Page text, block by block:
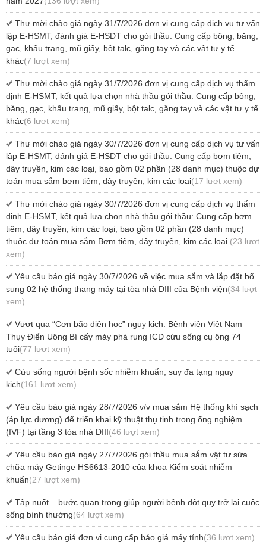
Thư mời chào giá ngày 31/7/2026 đơn vị cung cấp dịch vụ tư vấn
lập E-HSMT, đánh giá E-HSDT cho gói thầu: Cung cấp bông, băng,
gạc, khẩu trang, mũ giấy, bột talc, găng tay và các vật tư y tế
khác(7 lượt xem)
Thư mời chào giá ngày 31/7/2026 đơn vị cung cấp dịch vụ thẩm
định E-HSMT, kết quả lựa chọn nhà thầu gói thầu: Cung cấp bông,
băng, gạc, khẩu trang, mũ giấy, bột talc, găng tay và các vật tư y tế
khác(6 lượt xem)
Thư mời chào giá ngày 30/7/2026 đơn vị cung cấp dịch vụ tư vấn
lập E-HSMT, đánh giá E-HSDT cho gói thầu: Cung cấp bơm tiêm,
dây truyền, kim các loại, bao gồm 02 phần (28 danh mục) thuộc dự
toán mua sắm bơm tiêm, dây truyền, kim các loại(17 lượt xem)
Thư mời chào giá ngày 30/7/2026 đơn vị cung cấp dịch vụ thẩm
định E-HSMT, kết quả lựa chọn nhà thầu gói thầu: Cung cấp bơm
tiêm, dây truyền, kim các loại, bao gồm 02 phần (28 danh mục)
thuộc dự toán mua sắm Bơm tiêm, dây truyền, kim các loại (23 lượt
xem)
Yêu cầu báo giá ngày 30/7/2026 về việc mua sắm và lắp đặt bổ
sung 02 hệ thống thang máy tại tòa nhà DIII của Bệnh viện(34 lượt
xem)
Vượt qua “Cơn bão điện học” nguy kịch: Bệnh viện Việt Nam –
Thụy Điển Uông Bí cấy máy phá rung ICD cứu sống cụ ông 74
tuổi(77 lượt xem)
Cứu sống người bệnh sốc nhiễm khuẩn, suy đa tạng nguy
kịch(161 lượt xem)
Yêu cầu báo giá ngày 28/7/2026 v/v mua sắm Hệ thống khí sạch
(áp lực dương) để triển khai kỹ thuật thụ tinh trong ống nghiệm
(IVF) tại tầng 3 tòa nhà DIII(46 lượt xem)
Yêu cầu báo giá ngày 27/7/2026 gói thầu mua sắm vật tư sửa
chữa máy Getinge HS6613-2010 của khoa Kiểm soát nhiễm
khuẩn(27 lượt xem)
Tập nuốt – bước quan trọng giúp người bệnh đột quỵ trở lại cuộc
sống bình thường(64 lượt xem)
Yêu cầu báo giá đơn vị cung cấp báo giá máy tính(36 lượt xem)